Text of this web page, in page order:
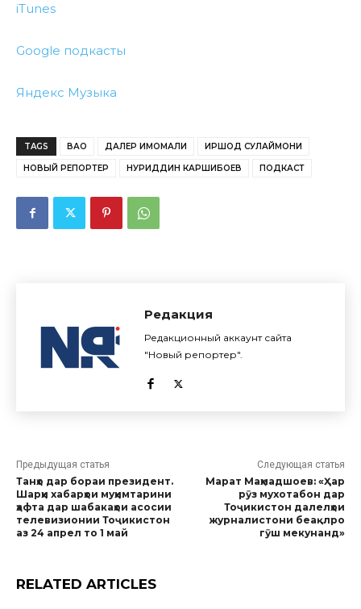
iTunes
Google подкасты
Яндекс Музыка
TAGS ВАО ДАЛЕР ИМОМАЛИ ИРШОД СУЛАЙМОНИ
НОВЫЙ РЕПОРТЕР НУРИДДИН КАРШИБОЕВ ПОДКАСТ
Редакция
Редакционный аккаунт сайта
"Новый репортер".
Предыдущая статья
Танҳо дар бораи президент.
Шарҳи хабарҳои муҳимтарини
ҳафта дар шабакаҳои асосии
телевизионии Тоҷикистон
аз 24 апрел то 1 май
Следующая статья
Марат Маҳмадшоев: «Ҳар
рӯз мухотабон дар
Тоҷикистон далелҳои
журналистони беақлро
гӯш мекунанд»
RELATED ARTICLES